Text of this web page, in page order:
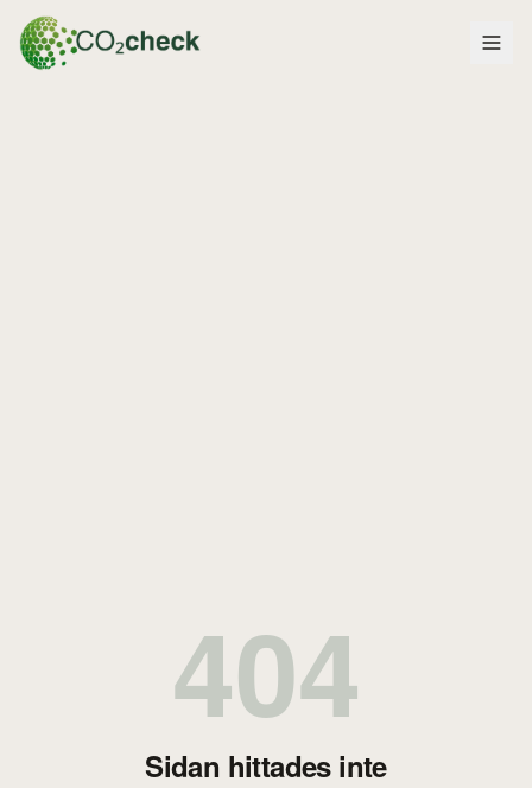
404
Sidan hittades inte